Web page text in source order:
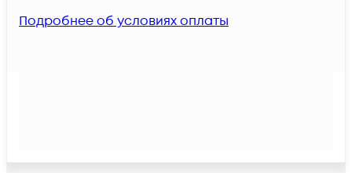
Подробнее об условиях оплаты